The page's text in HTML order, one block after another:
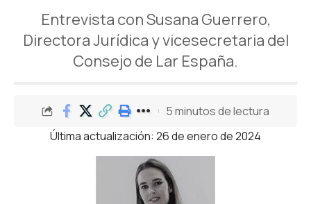
Entrevista con Susana Guerrero,
Directora Jurídica y vicesecretaria del
Consejo de Lar España.
Última actualización: 26 de enero de 2024
5 minutos de lectura